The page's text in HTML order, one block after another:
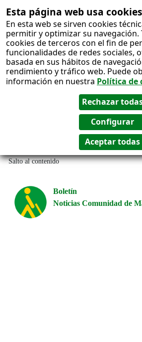
Esta página web usa cookies
En esta web se sirven cookies
permitir y optimizar su navegación.
cookies de terceros con el fin de
funcionalidades de redes sociales,
basada en sus hábitos de
rendimiento y tráfico web. Puede
información en nuestra Política de
Salto al contenido
Boletín
Noticias Comunidad de